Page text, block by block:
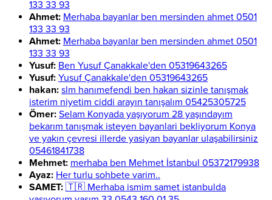
133 33 93
Ahmet: Merhaba bayanlar ben mersinden ahmet 0501
133 33 93
Ahmet: Merhaba bayanlar ben mersinden ahmet 0501
133 33 93
Yusuf: Ben Yusuf Çanakkale'den 05319643265
Yusuf: Yusuf Çanakkale'den 05319643265
hakan: slm hanımefendi ben hakan sizinle tanışmak
isterim niyetim ciddi arayın tanışalım 05425305725
Ömer: Selam Konyada yaşıyorum 28 yaşındayım
bekarım tanışmak isteyen bayanlari bekliyorum Konya
ve yakın çevresi illerde yasiyan bayanlar ulaşabilirsiniz
05461841738
Mehmet: merhaba ben Mehmet İstanbul 05372179938
Ayaz: Her turlu sohbete varim..
SAMET: 🇹🇷 Merhaba ismim samet istanbulda